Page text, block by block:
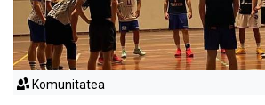
Komunitatea